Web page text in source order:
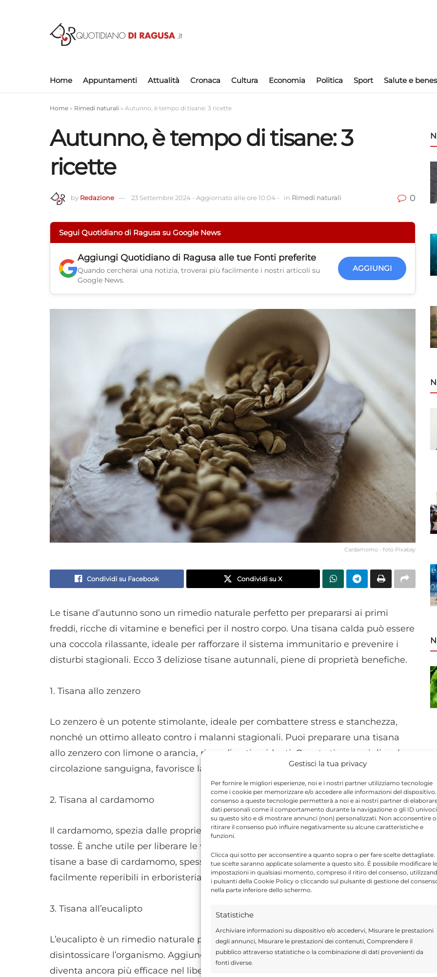
Gestisci la tua privacy
Per fornire le migliori esperienze, noi e i nostri partner utilizziamo tecnologie
come i cookie per memorizzare e/o accedere alle informazioni del
consenso a queste tecnologie permetterà a noi e ai nostri partner di
dati personali come il comportamento durante la navigazione o gli ID univoci
su questo sito e di mostrare annunci (non) personalizzati. Non acconsentire o
ritirare il consenso può influire negativamente su alcune caratteristiche e
funzioni.
Clicca qui sotto per acconsentire a quanto sopra o per fare scelte dettagliate.
tue scelte saranno applicate solamente a questo sito. È possibile modificare le
impostazioni in qualsiasi momento, compreso il ritiro del consenso,
i pulsanti della Cookie Policy o cliccando sul pulsante di gestione del
nella parte inferiore dello schermo.
Statistiche
Archiviare informazioni su dispositivo e/o accedervi, Misurare le prestazioni
degli annunci, Misurare le prestazioni dei contenuti, Comprendere il
pubblico attraverso statistiche o la combinazione di dati provenienti da
fonti diverse.
Home Appuntamenti Attualità Cronaca Cultura Economia Politica Sport Salute e
Home » Rimedi naturali » Autunno, è tempo di tisane: 3 ricette
Autunno, è tempo di tisane: 3
ricette
by Redazione 23 Settembre 2024 - Aggiornato alle ore 10:04 - in Rimedi naturali 0
Segui Quotidiano di Ragusa su Google News
Aggiungi Quotidiano di Ragusa alle tue Fonti preferite
Quando cercherai una notizia, troverai più facilmente i nostri articoli su
Google News.
AGGIUNGI
Cardamomo - foto Pixabay
Condividi su Facebook Condividi su X
Le tisane d’autunno sono un rimedio naturale perfetto per prepararsi ai primi
freddi, ricche di vitamine e benefici per il nostro corpo. Una tisana calda può essere
una coccola rilassante, ideale per rafforzare il sistema immunitario e prevenire i
disturbi stagionali. Ecco 3 deliziose tisane autunnali, piene di proprietà benefiche.
1. Tisana allo zenzero
Lo zenzero è un potente stimolante, ideale per combattere stress e stanchezza,
nonché un ottimo alleato contro i malanni stagionali. Puoi preparare una tisana
allo zenzero con limone o arancia, ricca di antiossidanti. Questa tisana migliora la
circolazione sanguigna, favorisce la digestione e allevia la nausea.
2. Tisana al cardamomo
Il cardamomo, spezia dalle proprietà detox, è perfetto per prevenire raffreddore e
tosse. È anche utile per liberare le vie respiratorie e combattere la stanchezza. Le
tisane a base di cardamomo, spesso abbinate a zenzero o cannella, sono
facilmente reperibili in erboristeria e supermercato.
3. Tisana all’eucalipto
L’eucalipto è un rimedio naturale per rafforzare le difese immunitarie e
disintossicare l’organismo. Aggiungendo timo, tiglio o menta, la tisana all’eucalipto
diventa ancora più efficace nel liberare le vie respiratorie e lascia una piacevole